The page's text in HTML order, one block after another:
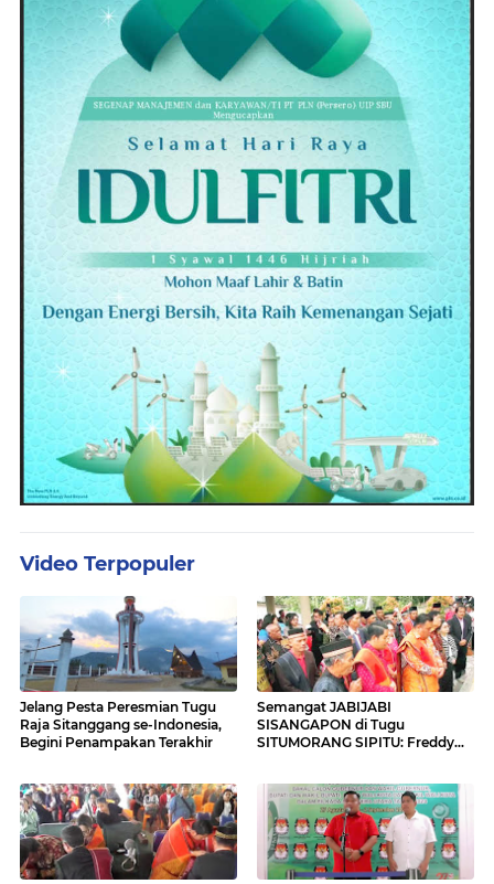
Video Terpopuler
Jelang Pesta Peresmian Tugu
Raja Sitanggang se-Indonesia,
Begini Penampakan Terakhir
Semangat JABIJABI
SISANGAPON di Tugu
SITUMORANG SIPITU: Freddy